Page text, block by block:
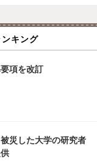
キング
項を改訂
災した大学の研究者